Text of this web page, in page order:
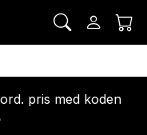
pris med koden